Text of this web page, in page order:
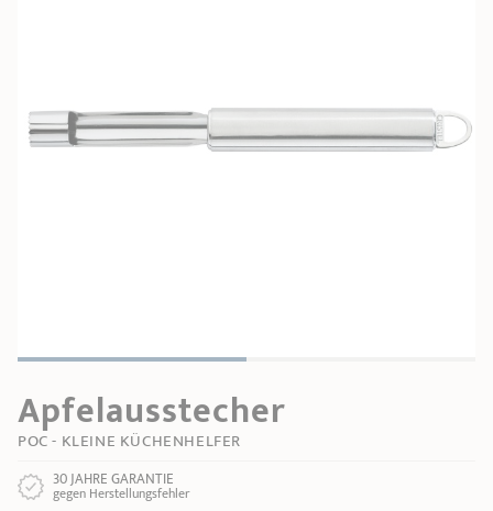
REZEPTE UND TIPPS
Ofenform - Bräter Wasserbadeinsätze Marmelade
Seitengriffe
Unsere Auswahl
Apfelausstecher
POC - KLEINE KÜCHENHELFER
30 JAHRE GARANTIE
gegen Herstellungsfehler